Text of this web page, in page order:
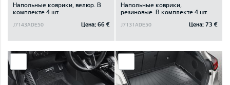
Напольные коврики, велюр. B
комплекте 4 шт.
J7143ADE50 Цена: 66 €
Напольные коврики,
резиновые. В комплекте 4 шт.
J7131ADE50 Цена: 73 €